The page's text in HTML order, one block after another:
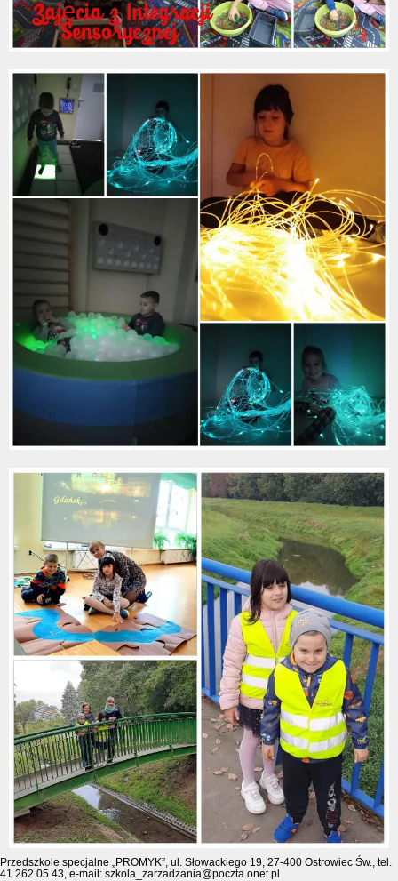
Przedszkole specjalne „PROMYK”, ul. Słowackiego 19, 27-400 Ostrowiec Św., tel.
41 262 05 43, e-mail: szkola_zarzadzania@poczta.onet.pl